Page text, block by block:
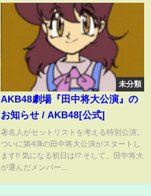
未分類
AKB48劇場『田中将大公演』の
お知らせ / AKB48[公式]
著名人がセットリストを考える特別公演。
ついに第4弾の田中将大公演がスタートし
ます!! 気になる初日は!? そして、田中将大
が選んだメンバー...